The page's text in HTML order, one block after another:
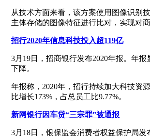
从技术方面来看，该方案使用图像识别
主体存储的图像特征进行比对，实现对
招行2020年信息科技投入超119亿
3月19日，招商银行发布2020年报。年
下降。
年报称，2020年，招行持续加大科技资
比增长173%，占总员工比9.77%。
新网银行因车贷“三宗罪”被通报
3月18日，银保监会消费者权益保护局